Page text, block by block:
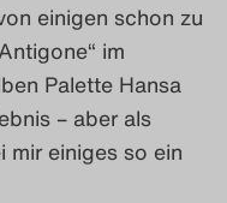
einigen schon zu
im
Palette Hansa
– aber als
einiges so ein